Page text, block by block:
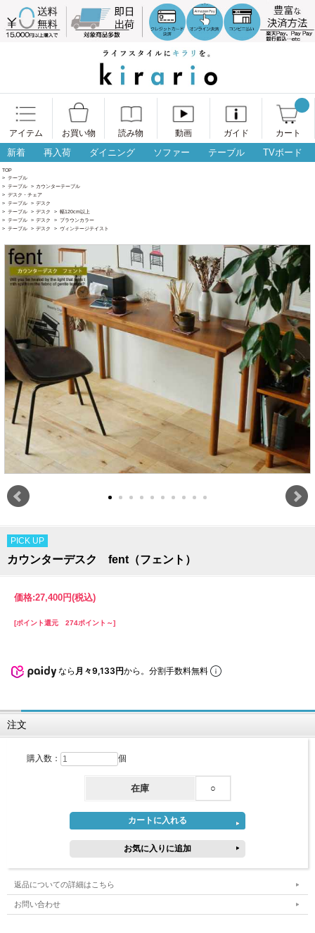
アイテム お買い物 読み物 動画 ガイド カート
新着 再入荷 ダイニング ソファー テーブル TVボード
TOP
> テーブル
> テーブル > カウンターテーブル
> デスク・チェア
> テーブル > デスク
> テーブル > デスク > 幅120cm以上
> テーブル > デスク > ブラウンカラー
> テーブル > デスク > ヴィンテージテイスト
PICK UP
カウンターデスク fent（フェント）
価格:27,400円(税込)
[ポイント還元 274ポイント～]
なら 月々9,133円から。分割手数料無料
注文
購入数： 個
在庫 ○
返品についての詳細はこちら
お問い合わせ